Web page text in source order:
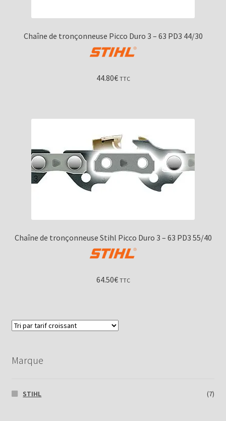
Chaîne de tronçonneuse Picco Duro 3 – 63 PD3 44/30
44.80€ TTC
Chaîne de tronçonneuse Stihl Picco Duro 3 – 63 PD3 55/40
64.50€ TTC
Marque
STIHL (7)